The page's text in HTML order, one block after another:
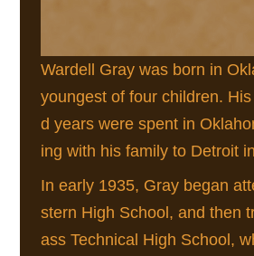
Wardell Gray was born in
youngest of four children.
d years were spent in
ing with his family to Detroit
In early 1935, Gray began
stern High School, and then
ass Technical High School,